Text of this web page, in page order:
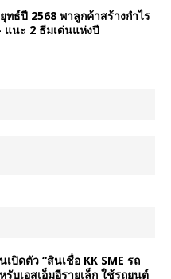
ทธ์ปี 2568 พาลูกค้าสร้างกำไร
แนะ 2 ธีมเด่นแห่งปี
ปิดตัว “สินเชื่อ KK SME รถ
บเอสเอ็มอีรายเล็ก ใช้รถยนต์